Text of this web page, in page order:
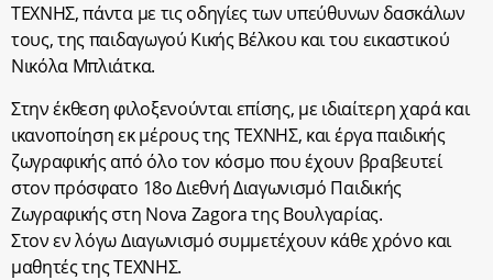
ΤΕΧΝΗΣ, πάντα με τις οδηγίες των υπεύθυνων δασκάλων
τους, της παιδαγωγού Κικής Βέλκου και του εικαστικού
Νικόλα Μπλιάτκα.
Στην έκθεση φιλοξενούνται επίσης, με ιδιαίτερη χαρά και
ικανοποίηση εκ μέρους της ΤΕΧΝΗΣ, και έργα παιδικής
ζωγραφικής από όλο τον κόσμο που έχουν βραβευτεί
στον πρόσφατο 18ο Διεθνή Διαγωνισμό Παιδικής
Ζωγραφικής στη Nova Zagora της Βουλγαρίας.
Στον εν λόγω Διαγωνισμό συμμετέχουν κάθε χρόνο και
μαθητές της ΤΕΧΝΗΣ.